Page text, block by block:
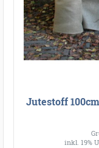
Jutestoff
inkl. 19%